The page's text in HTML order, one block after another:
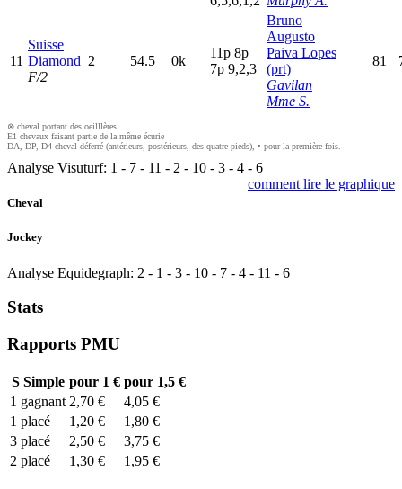
11
Suisse
Diamond
F/2
2 54.5 0k
11p 8p
7p 9,2,3
Bruno
Augusto
Paiva Lopes
(prt)
Gavilan
Mme S.
81
⊗ cheval portant des oeilllères
E1 chevaux faisant partie de la même écurie
DA, DP, D4 cheval déferré (antérieurs, postérieurs, des quatre pieds), • pour la première fois.
Analyse Visuturf: 1 - 7 - 11 - 2 - 10 - 3 - 4 - 6
comment lire le graphique
Cheval
Jockey
Analyse Equidegraph: 2 - 1 - 3 - 10 - 7 - 4 - 11 - 6
Stats
Rapports PMU
SSimple pour 1 € pour 1,5 €
1 gagnant 2,70 €
4,05 €
1 placé 1,20 €
1,80 €
3 placé 2,50 €
3,75 €
2 placé 1,30 € 1,95 €